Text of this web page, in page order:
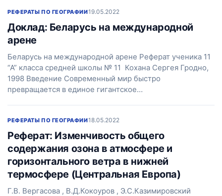
РЕФЕРАТЫ ПО ГЕОГРАФИИ19.05.2022
Доклад: Беларусь на международной
арене
Беларусь на международной арене Реферат ученика 11
“А” класса средней школы № 11 Кохана Сергея Гродно,
1998 Введение Современный мир быстро
превращается в единое гигантское…
РЕФЕРАТЫ ПО ГЕОГРАФИИ18.05.2022
Реферат: Изменчивость общего
содержания озона в атмосфере и
горизонтального ветра в нижней
термосфере (Центральная Европа)
Г.В. Вергасова , В.Д.Кокоуров , Э.С.Казимировский